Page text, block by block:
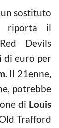
sostituto
riporta il
Devils
di euro per
. Il 21enne,
potrebbe
di Louis
Trafford